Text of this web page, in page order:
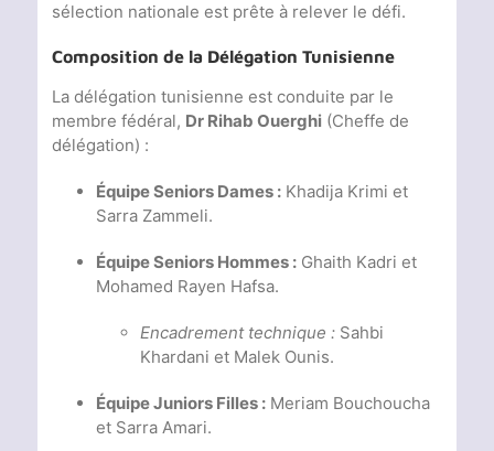
sélection nationale est prête à relever le défi.
Composition de la Délégation Tunisienne
La délégation tunisienne est conduite par le
membre fédéral, Dr Rihab Ouerghi (Cheffe de
délégation) :
Équipe Seniors Dames : Khadija Krimi et
Sarra Zammeli.
Équipe Seniors Hommes : Ghaith Kadri et
Mohamed Rayen Hafsa.
Encadrement technique : Sahbi
Khardani et Malek Ounis.
Équipe Juniors Filles : Meriam Bouchoucha
et Sarra Amari.